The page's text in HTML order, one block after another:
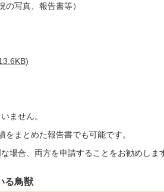
写真、報告書等）
ません。
をまとめた報告書でも可能です。
場合、両方を申請することをお勧めしま
る鳥獣